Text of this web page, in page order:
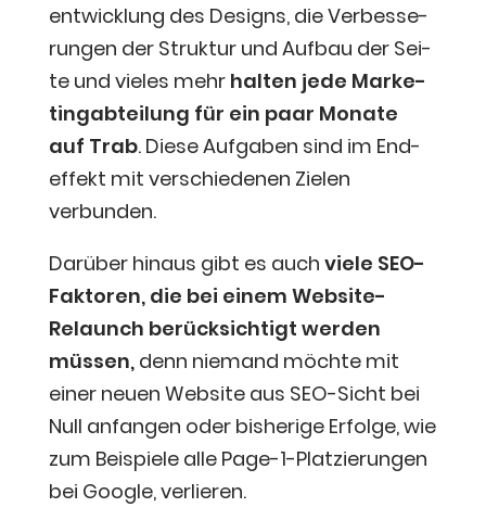
ent­wick­lung des Designs, die Ver­bes­se­
run­gen der Struk­tur und Auf­bau der Sei­
te und vie­les mehr hal­ten jede Mar­ke­
ting­ab­tei­lung für ein paar Mona­te
auf Trab. Die­se Auf­ga­ben sind im End­
ef­fekt mit ver­schie­de­nen Zie­len
verbunden.
Dar­über hin­aus gibt es auch vie­le SEO-
Fak­to­ren, die bei einem Web­site-
Relaunch berück­sich­tigt wer­den
müs­sen,denn nie­mand möch­te mit
einer neu­en Web­site aus SEO-Sicht bei
Null anfan­gen oder bis­he­ri­ge Erfol­ge, wie
zum Bei­spie­le alle Page-1-Plat­zie­run­gen
bei Goog­le, verlieren.